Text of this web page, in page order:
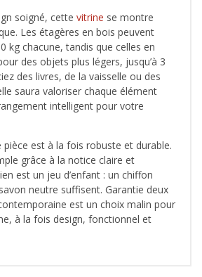
soigné, cette vitrine se montre
Les étagères en bois peuvent
kg chacune, tandis que celles en
des objets plus légers, jusqu’à 3
des livres, de la vaisselle ou des
saura valoriser chaque élément
intelligent pour votre
pièce est à la fois robuste et durable.
grâce à la notice claire et
est un jeu d’enfant : un chiffon
neutre suffisent. Garantie deux
est un choix malin pour
à la fois design, fonctionnel et